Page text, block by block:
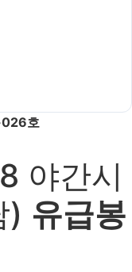
호
야간시
) 유급봉